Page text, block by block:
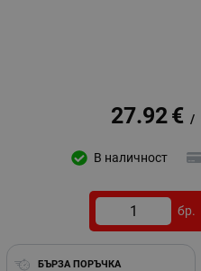
27.92€ /
В наличност
бр.
БЪРЗА ПОРЪЧКА